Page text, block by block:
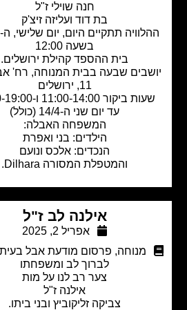
חנה שוילי ז"ל
בת דוד ועליזה זיצ'ק
ההלוויה תתקיים היום, יום שלישי, ה-8/4/25
בית ההספד קהילת ירושלים.
שבעה בבית המנוחה, רח' אבן עזרא
ביקור 11:00-14:00 ו-16:00-19:00
עד יום שני ה-14/4 (כולל)
המשפחה האבלה:
הילדים: בני ואפרת
הנכדים: אלכס ונועם
והמטפלת המסורה Dilhara.
אילנה לב ז"ל
אפריל 2, 2025
מנוחה
פרסום מודעת אבל בעיתון הארץ
לברוך לב ומשפחתו
צער רב לנו על מות
אילנה ז"ל
צביקה זליקוביץ ובני ביתו​.